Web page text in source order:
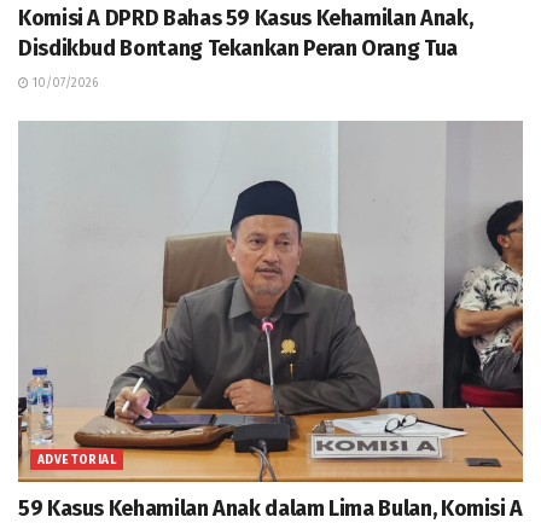
Komisi A DPRD Bahas 59 Kasus Kehamilan Anak,
Disdikbud Bontang Tekankan Peran Orang Tua
10/07/2026
ADVETORIAL
59 Kasus Kehamilan Anak dalam Lima Bulan, Komisi A